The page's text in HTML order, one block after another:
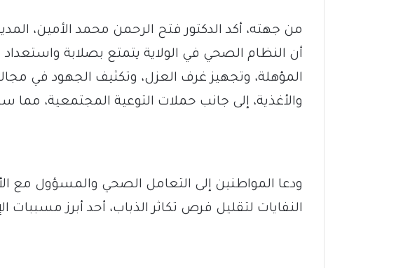
من جهته، أكد الدكتور فتح الرحمن محمد الأمين،
أن النظام الصحي في الولاية يتمتع بصلابة واستعداد
المؤهلة، وتجهيز غرف العزل، وتكثيف الجهود في
والأغذية، إلى جانب حملات التوعية المجتمعية، مما
ودعا المواطنين إلى التعامل الصحي والمسؤول مع
النفايات لتقليل فرص تكاثر الذباب، أحد أبرز مسببات